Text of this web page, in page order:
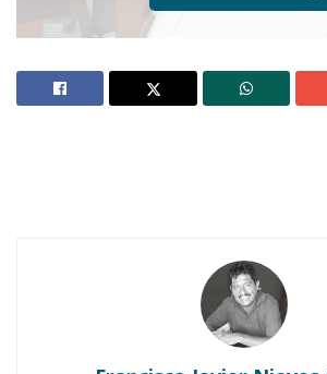
Ahuacatlán celebrá el día de Reyes
Buena tarde taurina en Ahuacatlán